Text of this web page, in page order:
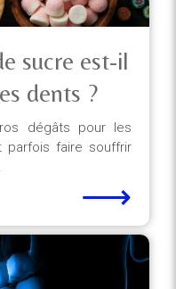
sucre est-il
dents ?
dégâts pour les
faire souffrir
⟶